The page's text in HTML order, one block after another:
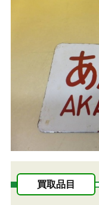
買取品目